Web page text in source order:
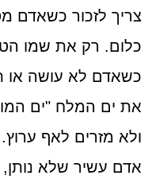
צריך לזכור כשאדם
כלום. רק את שמו
כשאדם לא עושה או
את ים המלח "ים
ולא מזרים לאף ערוץ.
אדם עשיר שלא נותן,